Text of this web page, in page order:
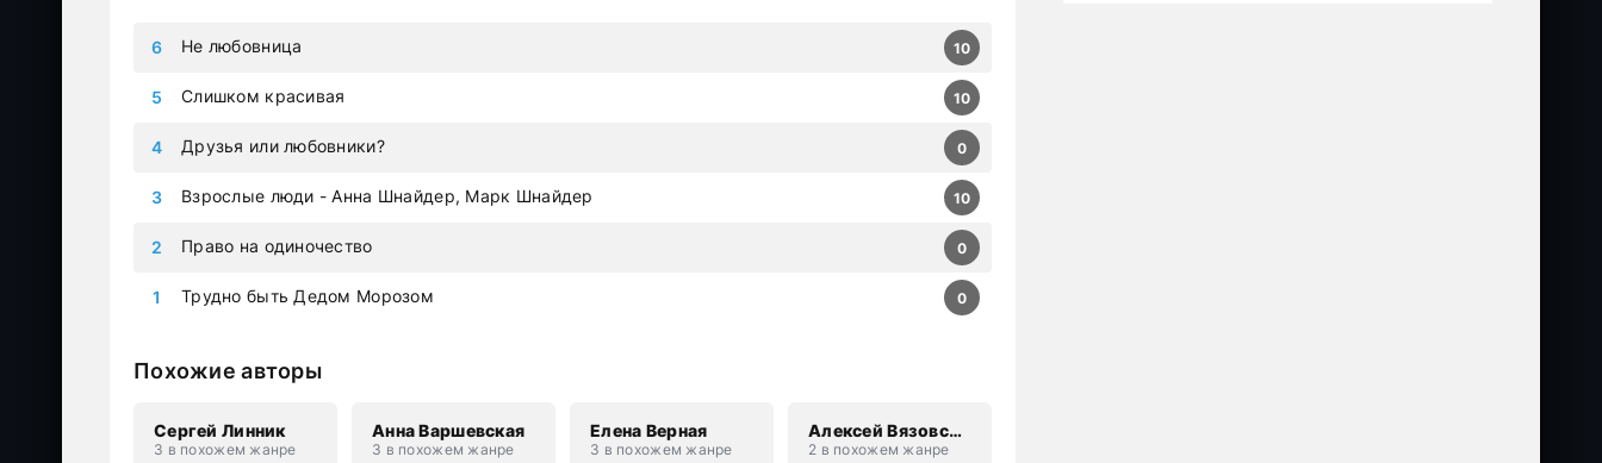
Трудно быть Дедом Морозом 0
Право на одиночество 0
Взрослые люди - Анна Шнайдер, Марк Шнайдер 10
Друзья или любовники? 0
Слишком красивая 10
Не любовница 10
Похожие авторы
Сергей Линник
3 в похожем жанре
Анна Варшевская
3 в похожем жанре
Елена Верная
3 в похожем жанре
Алексей Вязовский
2 в похожем жанре